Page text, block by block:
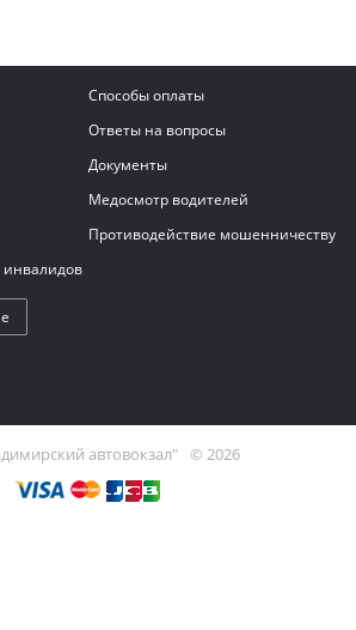
Способы оплаты
Ответы на вопросы
Документы
Медосмотр водителей
Противодействие мошенничеству
инвалидов
автовокзал" © 2026